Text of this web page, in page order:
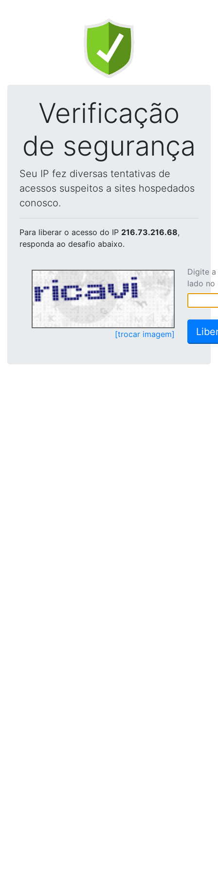
Verificação
de segurança
Seu IP fez diversas tentativas de
acessos suspeitos a sites hospedados
conosco.
Para liberar o acesso do IP 216.73.216.68,
responda ao desafio abaixo.
[trocar imagem]
Digite
lado no